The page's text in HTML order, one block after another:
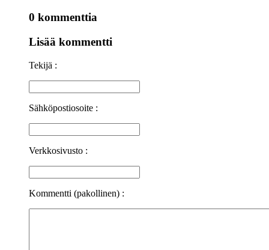
0 kommenttia
Lisää kommentti
Tekijä :
Sähköpostiosoite :
Verkkosivusto :
Kommentti (pakollinen) :